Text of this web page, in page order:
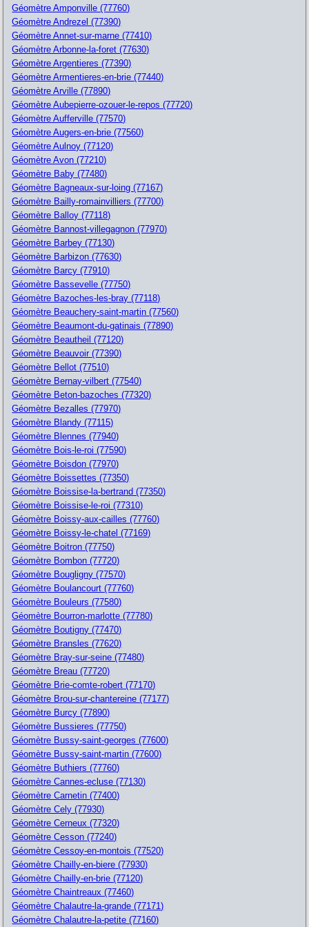
Géomètre Amponville (77760)
Géomètre Andrezel (77390)
Géomètre Annet-sur-marne (77410)
Géomètre Arbonne-la-foret (77630)
Géomètre Argentieres (77390)
Géomètre Armentieres-en-brie (77440)
Géomètre Arville (77890)
Géomètre Aubepierre-ozouer-le-repos (77720)
Géomètre Aufferville (77570)
Géomètre Augers-en-brie (77560)
Géomètre Aulnoy (77120)
Géomètre Avon (77210)
Géomètre Baby (77480)
Géomètre Bagneaux-sur-loing (77167)
Géomètre Bailly-romainvilliers (77700)
Géomètre Balloy (77118)
Géomètre Bannost-villegagnon (77970)
Géomètre Barbey (77130)
Géomètre Barbizon (77630)
Géomètre Barcy (77910)
Géomètre Bassevelle (77750)
Géomètre Bazoches-les-bray (77118)
Géomètre Beauchery-saint-martin (77560)
Géomètre Beaumont-du-gatinais (77890)
Géomètre Beautheil (77120)
Géomètre Beauvoir (77390)
Géomètre Bellot (77510)
Géomètre Bernay-vilbert (77540)
Géomètre Beton-bazoches (77320)
Géomètre Bezalles (77970)
Géomètre Blandy (77115)
Géomètre Blennes (77940)
Géomètre Bois-le-roi (77590)
Géomètre Boisdon (77970)
Géomètre Boissettes (77350)
Géomètre Boissise-la-bertrand (77350)
Géomètre Boissise-le-roi (77310)
Géomètre Boissy-aux-cailles (77760)
Géomètre Boissy-le-chatel (77169)
Géomètre Boitron (77750)
Géomètre Bombon (77720)
Géomètre Bougligny (77570)
Géomètre Boulancourt (77760)
Géomètre Bouleurs (77580)
Géomètre Bourron-marlotte (77780)
Géomètre Boutigny (77470)
Géomètre Bransles (77620)
Géomètre Bray-sur-seine (77480)
Géomètre Breau (77720)
Géomètre Brie-comte-robert (77170)
Géomètre Brou-sur-chantereine (77177)
Géomètre Burcy (77890)
Géomètre Bussieres (77750)
Géomètre Bussy-saint-georges (77600)
Géomètre Bussy-saint-martin (77600)
Géomètre Buthiers (77760)
Géomètre Cannes-ecluse (77130)
Géomètre Carnetin (77400)
Géomètre Cely (77930)
Géomètre Cerneux (77320)
Géomètre Cesson (77240)
Géomètre Cessoy-en-montois (77520)
Géomètre Chailly-en-biere (77930)
Géomètre Chailly-en-brie (77120)
Géomètre Chaintreaux (77460)
Géomètre Chalautre-la-grande (77171)
Géomètre Chalautre-la-petite (77160)